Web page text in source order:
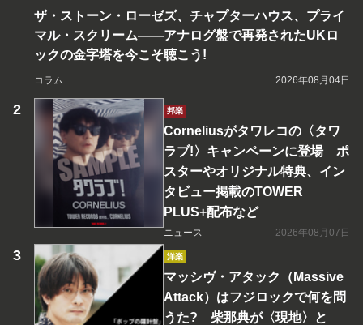
ザ・ストーン・ローゼズ、チャプターハウス、プライ
マル・スクリーム――アナログ盤で再発されたUKロ
ックの金字塔を今こそ聴こう!
コラム 2026年08月04日
邦楽
Corneliusがタワレコの〈タワ
ラブ!〉キャンペーンに登場 ポ
スターやオリジナル特典、イン
タビュー掲載のTOWER
PLUS+配布など
ニュース 2026年08月07日
洋楽
マッシヴ・アタック（Massive
Attack）はフジロックで何を問
うた? 柴那典が〈現地〉と